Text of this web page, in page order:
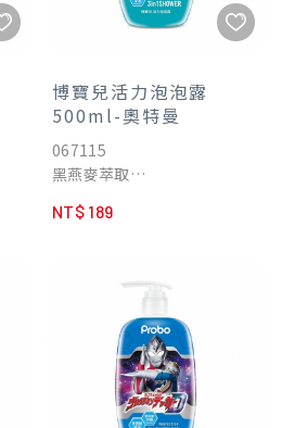
博寶兒活力泡泡露
500ml-奧特曼
067115
黑燕麥萃取
NT$ 189